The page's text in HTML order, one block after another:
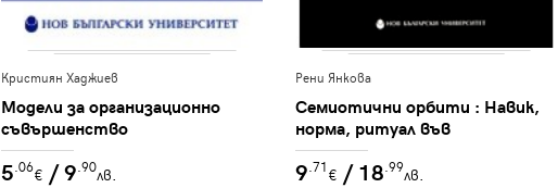
Кристиян Хаджиев
Модели за организационно
съвършенство
5.06€ / 9.90лв.
Рени Янкова
Семиотични орбити : Навик,
норма, ритуал във
философията на Чарлс Пърс
9.71€ / 18.99лв.